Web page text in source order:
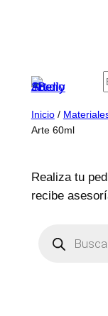
Inicio/
Arte 60ml
Realiza tu
recibe